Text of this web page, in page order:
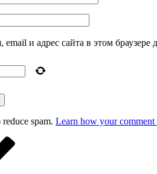
и адрес сайта в этом
spam. Learn how your comment